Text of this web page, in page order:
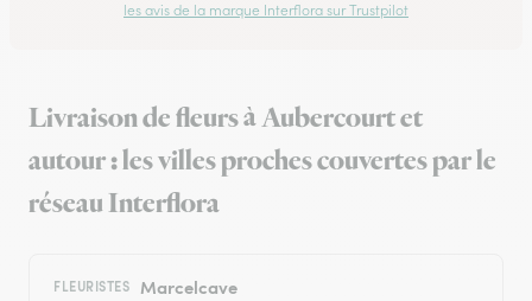
les avis de la marque Interflora sur Trustpilot
Livraison de fleurs à Aubercourt et
autour : les villes proches couvertes par le
réseau Interflora
FLEURISTES Marcelcave